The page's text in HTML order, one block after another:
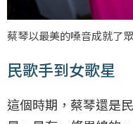
蔡琴以最美的嗓音成就了
民歌手到女歌星
這個時期，蔡琴還是